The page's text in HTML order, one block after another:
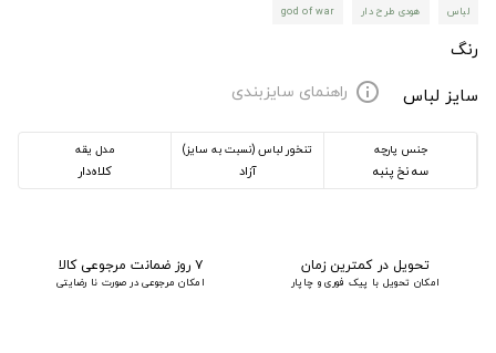
لباس هودی طرح دار god of war
رنگ
سایز لباس
info راهنمای سایزبندی
جنس پارچه
سه نخ پنبه
تنخور لباس (نسبت به سایز)
آزاد
مدل یقه
کلاه‌دار
تحویل در کمترین زمان
امکان تحویل با پیک فوری و چاپار
۷ روز ضمانت مرجوعی کالا
امکان مرجوعی در صورت نا رضایتی